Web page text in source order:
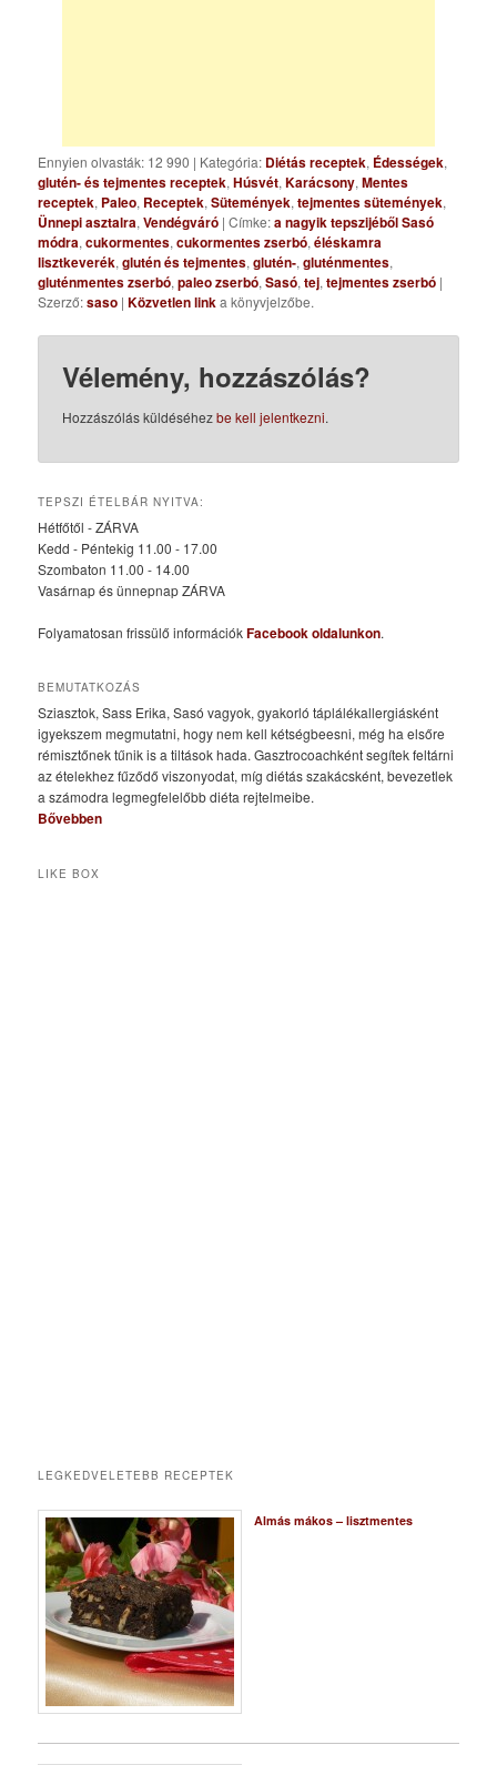
Ennyien olvasták: 12 990 | Kategória: Diétás receptek, Édességek,
glutén- és tejmentes receptek,Húsvét,Karácsony,Mentes
receptek, Paleo, Receptek,Sütemények,tejmentes sütemények,
Ünnepi asztalra,Vendégváró | Címke:a nagyik tepszijéből Sasó
módra,cukormentes,cukormentes zserbó,éléskamra
lisztkeverék,glutén és tejmentes,glutén-,gluténmentes,
gluténmentes zserbó,paleo zserbó,Sasó,tej,tejmentes zserbó |
Szerző:saso |Közvetlen linka könyvjelzőbe.
Vélemény, hozzászólás?
Hozzászólás küldéséhezbe kell jelentkezni.
TEPSZI ÉTELBÁR NYITVA:
Hétfőtől - ZÁRVA
Kedd - Péntekig 11.00 - 17.00
Szombaton 11.00 - 14.00
Vasárnap és ünnepnap ZÁRVA
Folyamatosan frissülő információkFacebook oldalunkon.
BEMUTATKOZÁS
Sziasztok, Sass Erika, Sasó vagyok, gyakorló táplálékallergiásként
igyekszem megmutatni, hogy nem kell kétségbeesni, még ha elsőre
rémisztőnek tűnik is a tiltások hada. Gasztrocoachként segítek feltárni
az ételekhez fűződő viszonyodat, míg diétás szakácsként, bevezetlek
a számodra legmegfelelőbb diéta rejtelmeibe.
Bővebben
LIKE BOX
LEGKEDVELETEBB RECEPTEK
Almás mákos – lisztmentes